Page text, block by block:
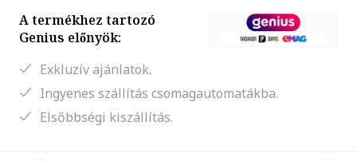
A termékhez tartozó
Genius előnyök:
Exkluzív ajánlatok.
Ingyenes szállítás csomagautomatákba.
Elsőbbségi kiszállítás.